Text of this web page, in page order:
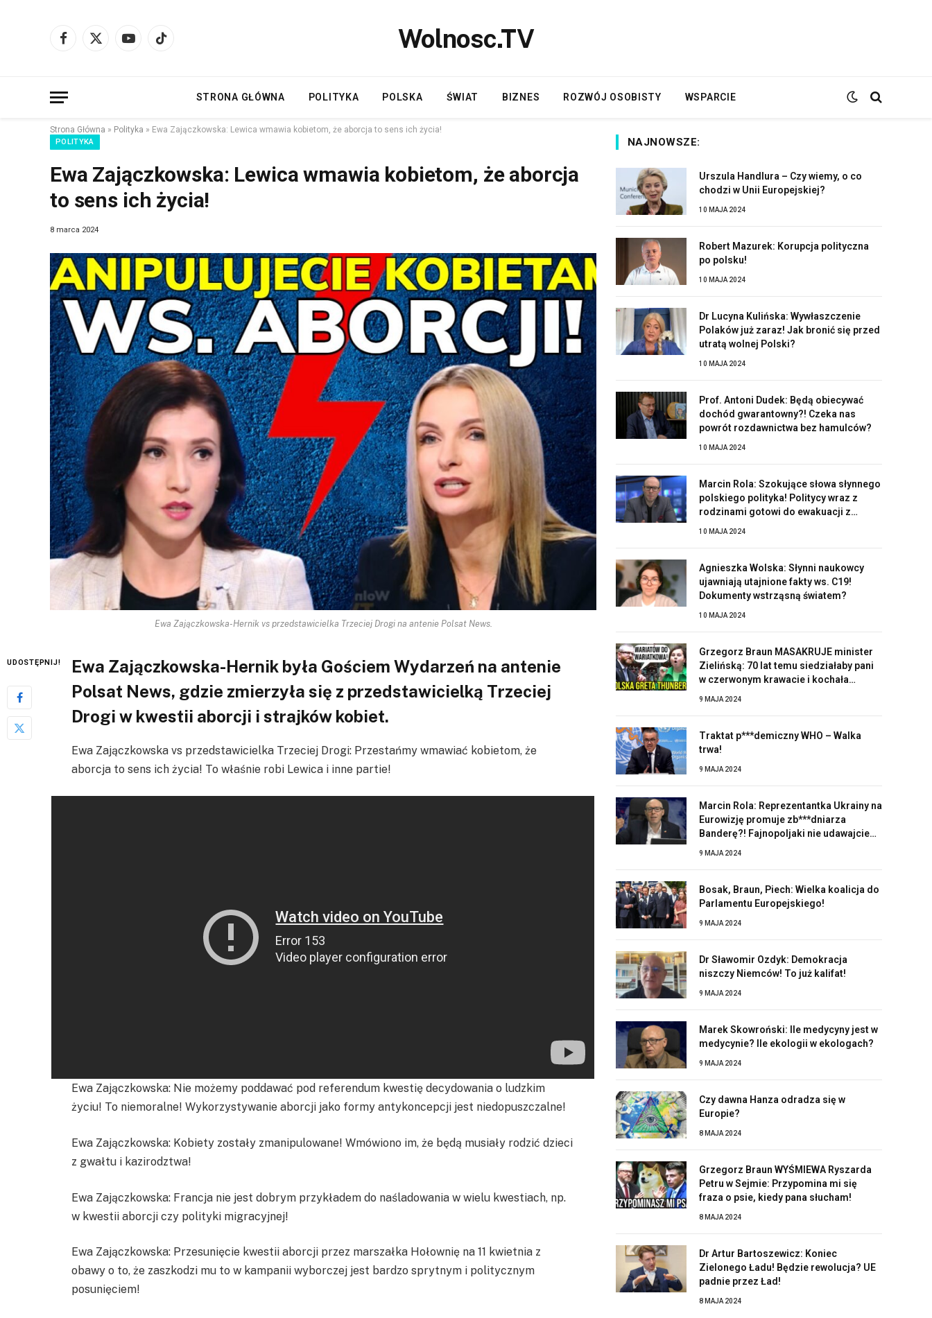
Facebook
X
YouTubeTikTok Wolnosc.TV
STRONA GŁÓWNA POLITYKA POLSKA ŚWIAT BIZNES ROZWÓJ OSOBISTY WSPARCIE
Strona Główna » Polityka » Ewa Zajączkowska: Lewica wmawia kobietom, że aborcja to sens ich życia!
POLITYKA
Ewa Zajączkowska: Lewica wmawia kobietom, że aborcja
to sens ich życia!
8 marca 2024
Ewa Zajączkowska-Hernik vs przedstawicielka Trzeciej Drogi na antenie Polsat News.
UDOSTĘPNIJ!
Ewa Zajączkowska-Hernik była Gościem Wydarzeń na antenie
Polsat News, gdzie zmierzyła się z przedstawicielką Trzeciej
Drogi w kwestii aborcji i strajków kobiet.
Ewa Zajączkowska vs przedstawicielka Trzeciej Drogi: Przestańmy wmawiać kobietom, że
aborcja to sens ich życia! To właśnie robi Lewica i inne partie!
Ewa Zajączkowska: Nie możemy poddawać pod referendum kwestię decydowania o ludzkim
życiu! To niemoralne! Wykorzystywanie aborcji jako formy antykoncepcji jest niedopuszczalne!
Ewa Zajączkowska: Kobiety zostały zmanipulowane! Wmówiono im, że będą musiały rodzić dzieci
z gwałtu i kazirodztwa!
Ewa Zajączkowska: Francja nie jest dobrym przykładem do naśladowania w wielu kwestiach, np.
w kwestii aborcji czy polityki migracyjnej!
Ewa Zajączkowska: Przesunięcie kwestii aborcji przez marszałka Hołownię na 11 kwietnia z
obawy o to, że zaszkodzi mu to w kampanii wyborczej jest bardzo sprytnym i politycznym
posunięciem!
NAJNOWSZE:
Urszula Handlura – Czy wiemy, o co
chodzi w Unii Europejskiej?
10 MAJA 2024
Robert Mazurek: Korupcja polityczna
po polsku!
10 MAJA 2024
Dr Lucyna Kulińska: Wywłaszczenie
Polaków już zaraz! Jak bronić się przed
utratą wolnej Polski?
10 MAJA 2024
Prof. Antoni Dudek: Będą obiecywać
dochód gwarantowny?! Czeka nas
powrót rozdawnictwa bez hamulców?
10 MAJA 2024
Marcin Rola: Szokujące słowa słynnego
polskiego polityka! Politycy wraz z
rodzinami gotowi do ewakuacji z
10 MAJA 2024
Agnieszka Wolska: Słynni naukowcy
ujawniają utajnione fakty ws. C19!
Dokumenty wstrząsną światem?
10 MAJA 2024
Grzegorz Braun MASAKRUJE minister
Zielińską: 70 lat temu siedziałaby pani
w czerwonym krawacie i kochała
9 MAJA 2024
Traktat p***demiczny WHO – Walka
trwa!
9 MAJA 2024
Marcin Rola: Reprezentantka Ukrainy na
Eurowizję promuje zb***dniarza
Banderę?! Fajnopoljaki nie udawajcie
9 MAJA 2024
Bosak, Braun, Piech: Wielka koalicja do
Parlamentu Europejskiego!
9 MAJA 2024
Dr Sławomir Ozdyk: Demokracja
niszczy Niemców! To już kalifat!
9 MAJA 2024
Marek Skowroński: Ile medycyny jest w
medycynie? Ile ekologii w ekologach?
9 MAJA 2024
Czy dawna Hanza odradza się w
Europie?
8 MAJA 2024
Grzegorz Braun WYŚMIEWA Ryszarda
Petru w Sejmie: Przypomina mi się
fraza o psie, kiedy pana słucham!
8 MAJA 2024
Dr Artur Bartoszewicz: Koniec
Zielonego Ładu! Będzie rewolucja? UE
padnie przez Ład!
8 MAJA 2024